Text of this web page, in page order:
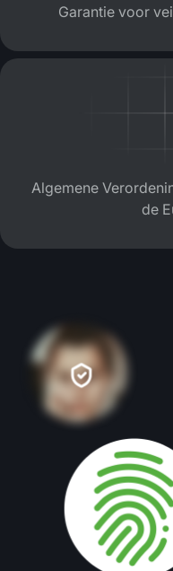
Garantie voor
Algemene
de